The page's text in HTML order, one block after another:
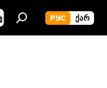
РУС ᲥᲐᲠ